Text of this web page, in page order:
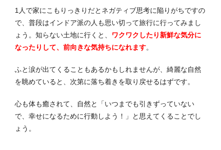
1人で家にこもりっきりだとネガティブ思考に陥りがちですの
で、普段はインドア派の人も思い切って旅行に行ってみまし
ょう。 知らない土地に行くと、 ワクワクしたり新鮮な気分に
なったりして、前向きな気持ちになれます。
ふと涙が出てくることもあるかもしれませんが、綺麗な自然
を眺めていると、次第に落ち着きを取り戻せるはずです。
心も体も癒されて、自然と「いつまでも引きずっていない
で、幸せになるために行動しよう！」と思えてくることでし
ょう。